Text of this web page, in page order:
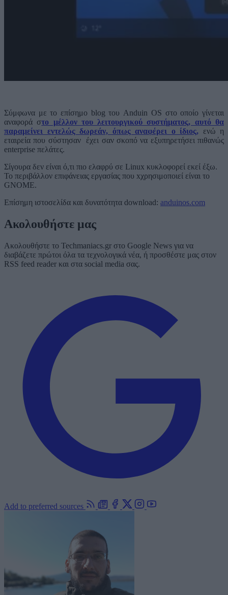
Σύμφωνα με το επίσημο blog του Anduin OS στο οποίο γίνεται
αναφορά στο μέλλον του λειτουργικού συστήματος, αυτό θα
παραμείνει εντελώς δωρεάν, όπως αναφέρει ο ίδιος, ενώ η
εταιρεία που σύστησαν έχει σαν σκοπό να εξυπηρετήσει πιθανώς
enterprise πελάτες.
Σίγουρα δεν είναι ό,τι πιο ελαφρύ σε Linux κυκλοφορεί εκεί έξω.
Το περιβάλλον επιφάνειας εργασίας που xχρησιμοποιεί είναι το
GNOME.
Επίσημη ιστοσελίδα και δυνατότητα download: anduinos.com
Ακολουθήστε μας
Ακολουθήστε το Techmaniacs.gr στο Google News για να
διαβάζετε πρώτοι όλα τα τεχνολογικά νέα, ή προσθέστε μας στον
RSS feed reader και στα social media σας.
Add to preferred sources